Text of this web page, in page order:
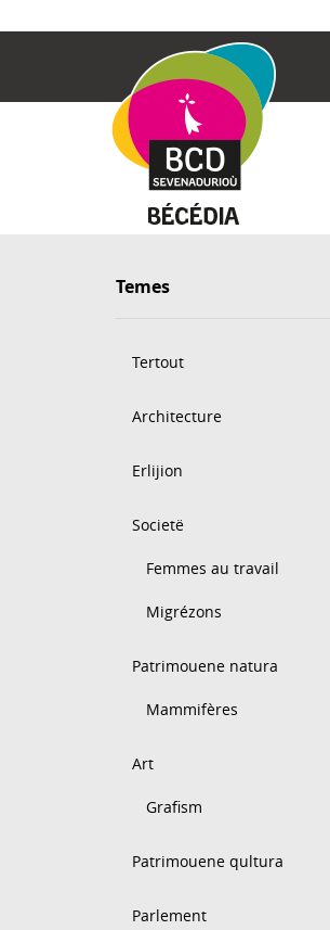
Temes
Tertout
Architecture
Erlijion
Societë
Femmes au travail
Migrézons
Patrimouene natura
Mammifères
Art
Grafism
Patrimouene qultura
Parlement